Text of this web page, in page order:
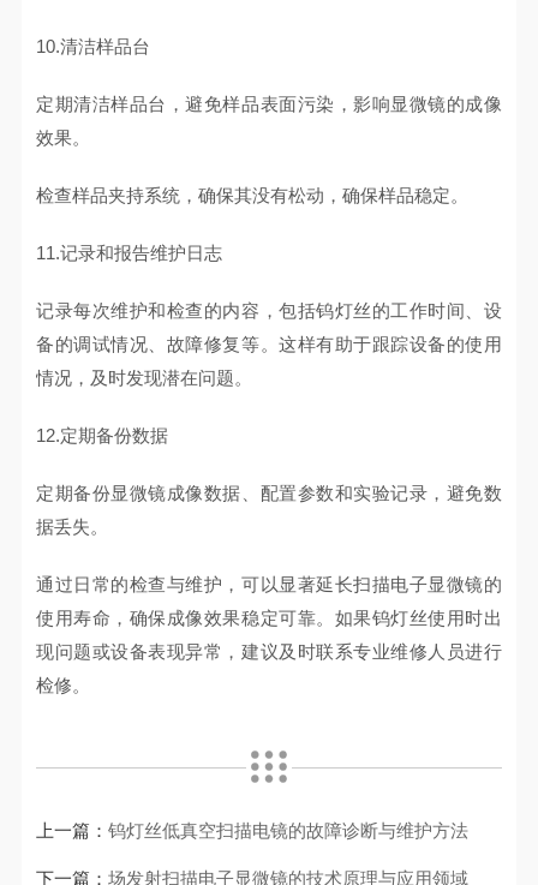
10.清洁样品台
定期清洁样品台，避免样品表面污染，影响显微镜的成像
效果。
检查样品夹持系统，确保其没有松动，确保样品稳定。
11.记录和报告维护日志
记录每次维护和检查的内容，包括钨灯丝的工作时间、设
备的调试情况、故障修复等。这样有助于跟踪设备的使用
情况，及时发现潜在问题。
12.定期备份数据
定期备份显微镜成像数据、配置参数和实验记录，避免数
据丢失。
通过日常的检查与维护，可以显著延长扫描电子显微镜的
使用寿命，确保成像效果稳定可靠。如果钨灯丝使用时出
现问题或设备表现异常，建议及时联系专业维修人员进行
检修。
上一篇：钨灯丝低真空扫描电镜的故障诊断与维护方法
下一篇：场发射扫描电子显微镜的技术原理与应用领域